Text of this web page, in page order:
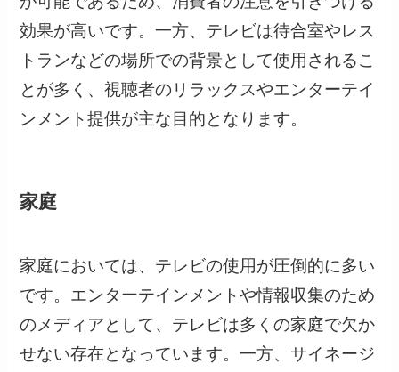
効果が高いです。一方、テレビは待合室やレス
トランなどの場所での背景として使用されるこ
とが多く、視聴者のリラックスやエンターテイ
ンメント提供が主な目的となります。
家庭
家庭においては、テレビの使用が圧倒的に多い
です。エンターテインメントや情報収集のため
のメディアとして、テレビは多くの家庭で欠か
せない存在となっています。一方、サイネージ